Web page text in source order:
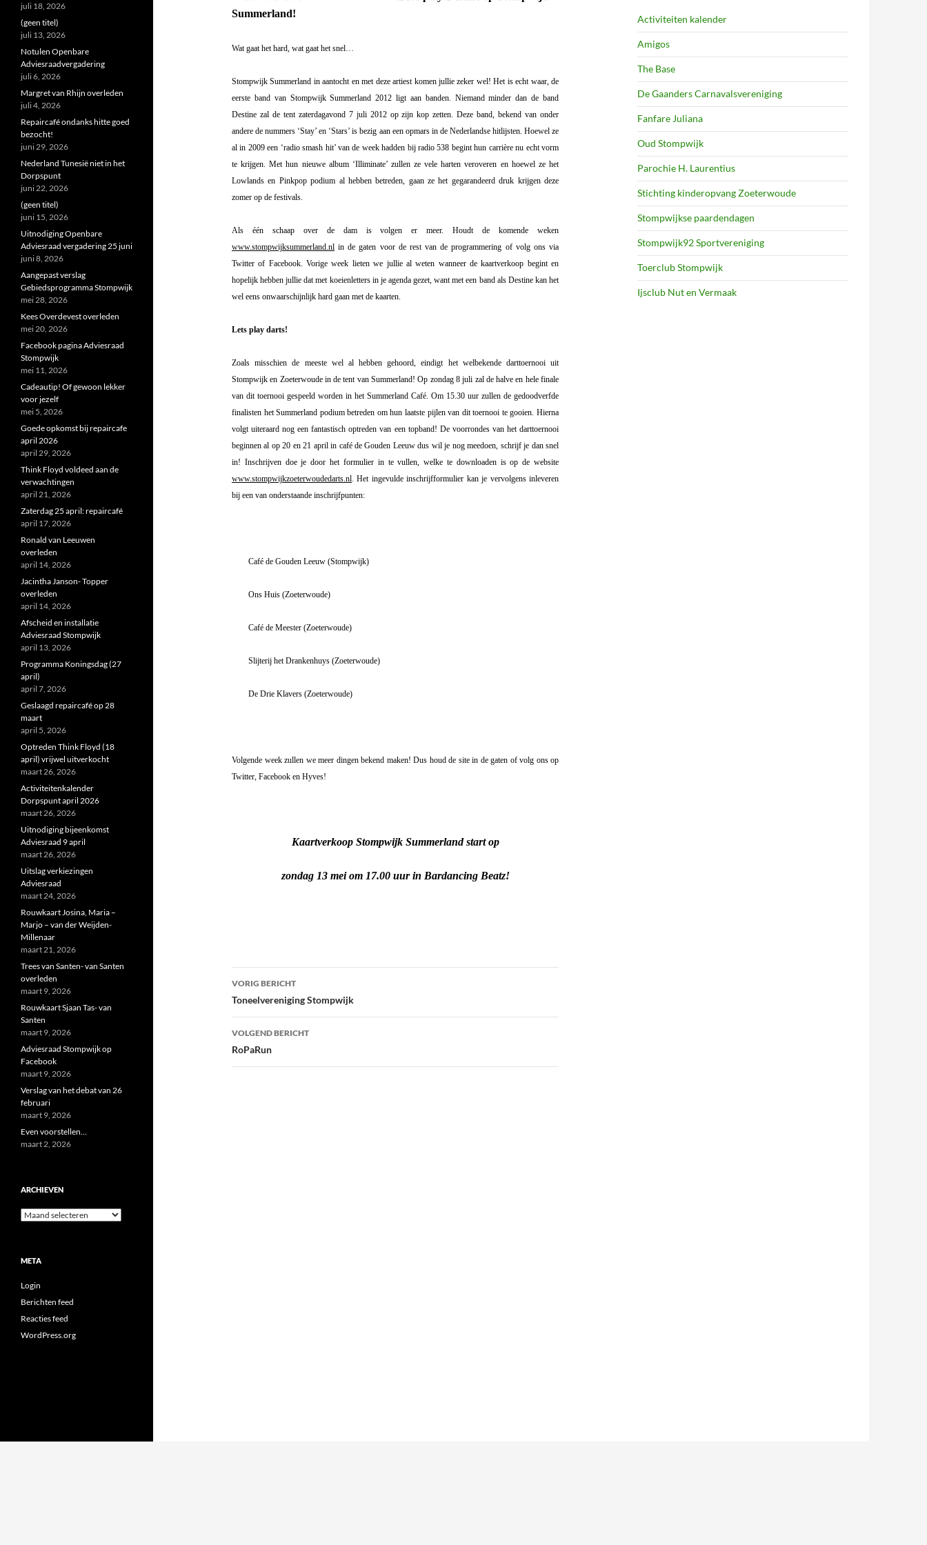
Summerland!
Wat gaat het hard, wat gaat het snel…
Stompwijk Summerland in aantocht en met deze artiest komen jullie zeker wel! Het is echt waar, de
eerste band van Stompwijk Summerland 2012 ligt aan banden. Niemand minder dan de band
Destine zal de tent zaterdagavond 7 juli 2012 op zijn kop zetten. Deze band, bekend van onder
andere de nummers ‘Stay’ en ‘Stars’ is bezig aan een opmars in de Nederlandse hitlijsten. Hoewel ze
al in 2009 een ‘radio smash hit’ van de week hadden bij radio 538 begint hun carrière nu echt vorm
te krijgen. Met hun nieuwe album ‘Illiminate’ zullen ze vele harten veroveren en hoewel ze het
Lowlands en Pinkpop podium al hebben betreden, gaan ze het gegarandeerd druk krijgen deze
zomer op de festivals.
Als één schaap over de dam is volgen er meer. Houdt de komende weken
www.stompwijksummerland.nl in de gaten voor de rest van de programmering of volg ons via
Twitter of Facebook. Vorige week lieten we jullie al weten wanneer de kaartverkoop begint en
hopelijk hebben jullie dat met koeienletters in je agenda gezet, want met een band als Destine kan het
wel eens onwaarschijnlijk hard gaan met de kaarten.
Lets play darts!
Zoals misschien de meeste wel al hebben gehoord, eindigt het welbekende darttoernooi uit
Stompwijk en Zoeterwoude in de tent van Summerland! Op zondag 8 juli zal de halve en hele finale
van dit toernooi gespeeld worden in het Summerland Café. Om 15.30 uur zullen de gedoodverfde
finalisten het Summerland podium betreden om hun laatste pijlen van dit toernooi te gooien. Hierna
volgt uiteraard nog een fantastisch optreden van een topband! De voorrondes van het darttoernooi
beginnen al op 20 en 21 april in café de Gouden Leeuw dus wil je nog meedoen, schrijf je dan snel
in! Inschrijven doe je door het formulier in te vullen, welke te downloaden is op de website
www.stompwijkzoeterwoudedarts.nl .Het ingevulde inschrijfformulier kan je vervolgens inleveren
bij een van onderstaande inschrijfpunten:
Café de Gouden Leeuw (Stompwijk)
Ons Huis (Zoeterwoude)
Café de Meester (Zoeterwoude)
Slijterij het Drankenhuys (Zoeterwoude)
De Drie Klavers (Zoeterwoude)
Volgende week zullen we meer dingen bekend maken! Dus houd de site in de gaten of volg ons op
Twitter, Facebook en Hyves!
Kaartverkoop Stompwijk Summerland start op
zondag 13 mei om 17.00 uur in Bardancing Beatz!
Bericht
navigatie
VORIG BERICHT
Toneelvereniging Stompwijk
VOLGEND BERICHT
RoPaRun
Activiteiten kalender
Amigos
The Base
De Gaanders Carnavalsvereniging
Fanfare Juliana
Oud Stompwijk
Parochie H. Laurentius
Stichting kinderopvang Zoeterwoude
Stompwijkse paardendagen
Stompwijk92 Sportvereniging
Toerclub Stompwijk
Ijsclub Nut en Vermaak
juli 18, 2026
(geen titel)
juli 13, 2026
Notulen Openbare
Adviesraadvergadering
juli 6, 2026
Margret van Rhijn overleden
juli 4, 2026
Repaircafé ondanks hitte goed
bezocht!
juni 29, 2026
Nederland Tunesië niet in het
Dorpspunt
juni 22, 2026
(geen titel)
juni 15, 2026
Uitnodiging Openbare
Adviesraad vergadering 25 juni
juni 8, 2026
Aangepast verslag
Gebiedsprogramma Stompwijk
mei 28, 2026
Kees Overdevest overleden
mei 20, 2026
Facebook pagina Adviesraad
Stompwijk
mei 11, 2026
Cadeautip! Of gewoon lekker
voor jezelf
mei 5, 2026
Goede opkomst bij repaircafe
april 2026
april 29, 2026
Think Floyd voldeed aan de
verwachtingen
april 21, 2026
Zaterdag 25 april: repaircafé
april 17, 2026
Ronald van Leeuwen
overleden
april 14, 2026
Jacintha Janson- Topper
overleden
april 14, 2026
Afscheid en installatie
Adviesraad Stompwijk
april 13, 2026
Programma Koningsdag (27
april)
april 7, 2026
Geslaagd repaircafé op 28
maart
april 5, 2026
Optreden Think Floyd (18
april) vrijwel uitverkocht
maart 26, 2026
Activiteitenkalender
Dorpspunt april 2026
maart 26, 2026
Uitnodiging bijeenkomst
Adviesraad 9 april
maart 26, 2026
Uitslag verkiezingen
Adviesraad
maart 24, 2026
Rouwkaart Josina, Maria –
Marjo – van der Weijden-
Millenaar
maart 21, 2026
Trees van Santen- van Santen
overleden
maart 9, 2026
Rouwkaart Sjaan Tas- van
Santen
maart 9, 2026
Adviesraad Stompwijk op
Facebook
maart 9, 2026
Verslag van het debat van 26
februari
maart 9, 2026
Even voorstellen…
maart 2, 2026
ARCHIEVEN
Archieven
META
Login
Berichten feed
Reacties feed
WordPress.org